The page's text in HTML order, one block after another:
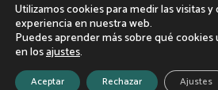
Utilizamos cookies para medir las visitas
experiencia en nuestra web.
Puedes aprender más sobre qué
en losajustes.
Aceptar Rechazar Ajustes